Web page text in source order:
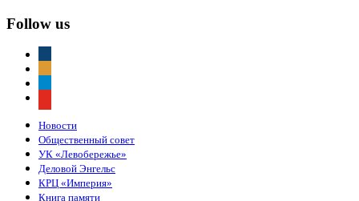
Follow us
Новости
Общественный совет
УК «Левобережье»
Деловой Энгельс
КРЦ «Империя»
Книга памяти